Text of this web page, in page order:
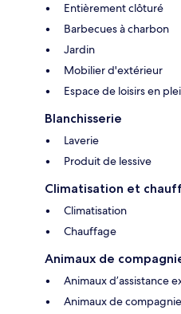
Entièrement clôturé
Barbecues à charbon
Jardin
Mobilier d'extérieur
Espace de loisirs en
Blanchisserie
Laverie
Produit de lessive
Climatisation et
Climatisation
Chauffage
Animaux de
Animaux d’assistance
Animaux de